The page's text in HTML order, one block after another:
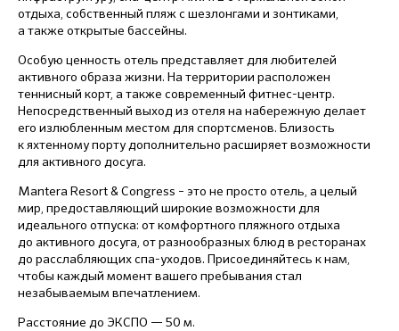
отдыха, собственный пляж с шезлонгами и зонтиками,
а также открытые бассейны.
Особую ценность отель представляет для любителей
активного образа жизни. На территории расположен
теннисный корт, а также современный фитнес-центр.
Непосредственный выход из отеля на набережную делает
его излюбленным местом для спортсменов. Близость
к яхтенному порту дополнительно расширяет возможности
для активного досуга.
Mantera Resort & Congress – это не просто отель, а целый
мир, предоставляющий широкие возможности для
идеального отпуска: от комфортного пляжного отдыха
до активного досуга, от разнообразных блюд в ресторанах
до расслабляющих спа-уходов. Присоединяйтесь к нам,
чтобы каждый момент вашего пребывания стал
незабываемым впечатлением.
Расстояние до ЭКСПО — 50 м.